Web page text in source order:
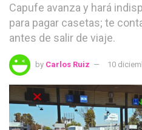
Capufe avanza y hará
para pagar casetas; te
antes de salir de viaje.
by Carlos Ruiz 10